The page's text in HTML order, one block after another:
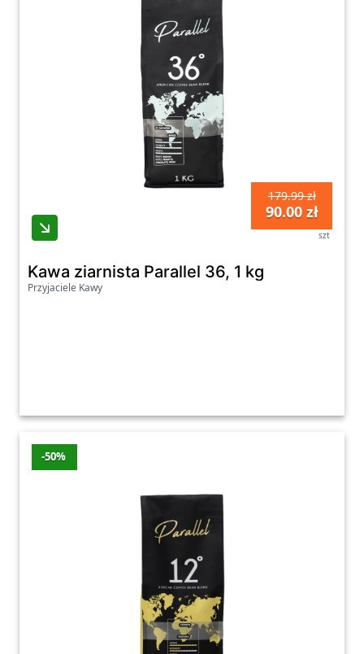
179.99 zł
90.00 zł
szt
Kawa ziarnista Parallel 36, 1 kg
Przyjaciele Kawy
-50%